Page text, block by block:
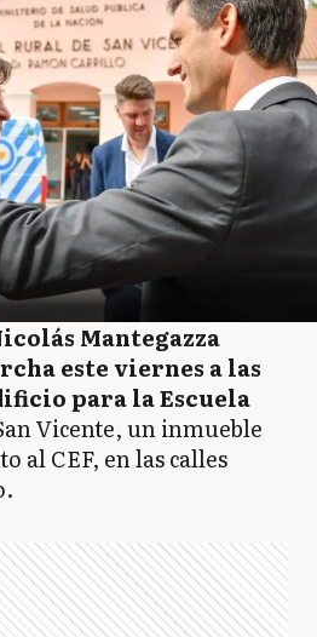
Mantegazza
este viernes a las
para la Escuela
Vicente, un inmueble
al CEF, en las calles